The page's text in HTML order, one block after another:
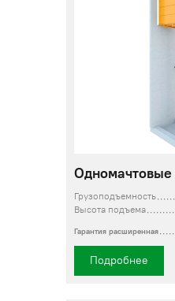
Грузоподъемность
Высота подъема
Гарантия расширенная
Подробнее